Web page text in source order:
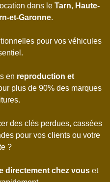
dans le Tarn, Haute-
et-Garonne.
pour vos véhicules
en reproduction et
plus de 90% des marques
des clés perdues, cassées
pour vos clients ou votre
?
directement chez vouset